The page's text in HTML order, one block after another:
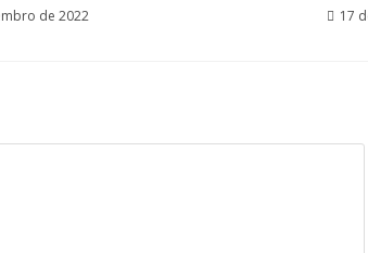
de 2022 17